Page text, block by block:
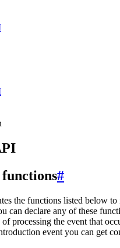
#
the functions listed below to
can declare any of these
processing the event that
event you can get